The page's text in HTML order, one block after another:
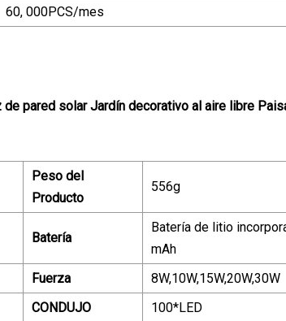
60, 000PCS/mes
pared solar Jardín decorativo al aire libre
Peso del
Producto
556g
Batería
Batería de litio
mAh
Fuerza
8W,10W,15W,20W,30W
CONDUJO
100*LED